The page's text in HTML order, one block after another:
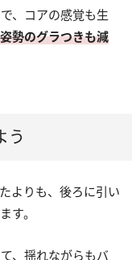
、コアの感覚も生
勢のグラつきも減
う
よりも、後ろに引い
す。
、揺れながらもバ